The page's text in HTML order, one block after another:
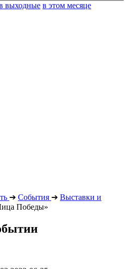
выходные в этом месяце
➔ События ➔ Выставки и
Победы»